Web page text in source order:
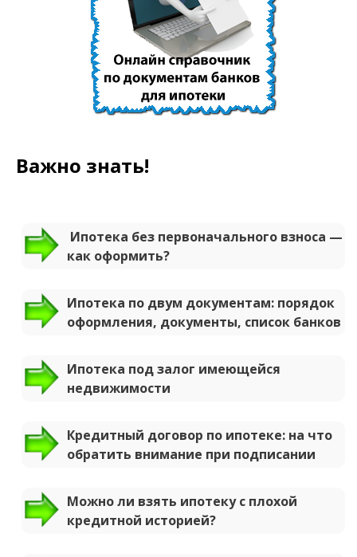
Важно знать!
Ипотека без первоначального взноса —
как оформить?
Ипотека по двум документам: порядок
оформления, документы, список банков
Ипотека под залог имеющейся
недвижимости
Кредитный договор по ипотеке: на что
обратить внимание при подписании
Можно ли взять ипотеку с плохой
кредитной историей?